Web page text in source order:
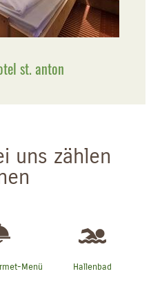
st. anton
uns zählen
Menü Hallenbad